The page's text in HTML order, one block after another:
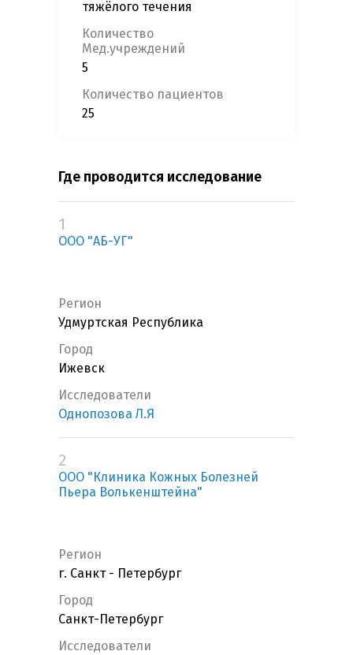
тяжёлого течения
Количество
Мед.учреждений
5
Количество пациентов
25
Где проводится исследование
1
ООО "АБ-УГ"
Регион
Удмуртская Республика
Город
Ижевск
Исследователи
Однопозова Л.Я
2
ООО "Клиника Кожных Болезней
Пьера Волькенштейна"
Регион
г. Санкт - Петербург
Город
Санкт-Петербург
Исследователи